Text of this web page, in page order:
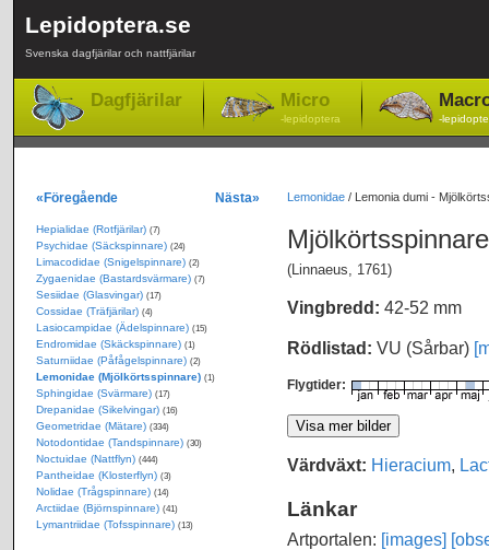
Lepidoptera.se
Svenska dagfjärilar och nattfjärilar
Dagfjärilar Micro
-lepidoptera -
Lemonidae/ Lemonia dumi -
(Linnaeus, 1761)
Vingbredd: 42-52 mm
Rödlistad: VU (Sårbar)
Flygtider:
Värdväxt: Hieracium,
Länkar
Artportalen: [images]
«Föregående Nästa»
Hepialidae (Rotfjärilar) (7)
Psychidae (Säckspinnare) (24)
Limacodidae (Snigelspinnare) (2)
Zygaenidae (Bastardsvärmare) (7)
Sesiidae (Glasvingar) (17)
Cossidae (Träfjärilar) (4)
Lasiocampidae (Ädelspinnare) (15)
Endromidae (Skäckspinnare) (1)
Saturniidae (Påfågelspinnare) (2)
Lemonidae (Mjölkörtsspinnare) (1)
Sphingidae (Svärmare) (17)
Drepanidae (Sikelvingar) (16)
Geometridae (Mätare) (334)
Notodontidae (Tandspinnare) (30)
Noctuidae (Nattflyn) (444)
Pantheidae (Klosterflyn) (3)
Nolidae (Trågspinnare) (14)
Arctiidae (Björnspinnare) (41)
Lymantriidae (Tofsspinnare) (13)